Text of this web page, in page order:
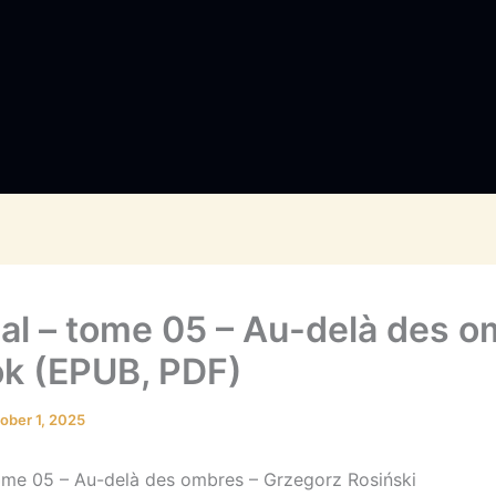
– tome 05 – Au-delà des
(EPUB, PDF)
1, 2025
05 – Au-delà des ombres – Grzegorz Rosiński